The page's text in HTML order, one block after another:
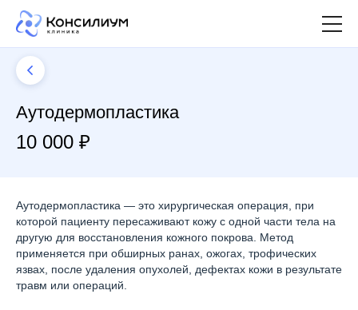
Аутодермопластика
10 000 ₽
Аутодермопластика — это хирургическая операция, при
которой пациенту пересаживают кожу с одной части тела на
другую для восстановления кожного покрова. Метод
применяется при обширных ранах, ожогах, трофических
язвах, после удаления опухолей, дефектах кожи в результате
травм или операций.